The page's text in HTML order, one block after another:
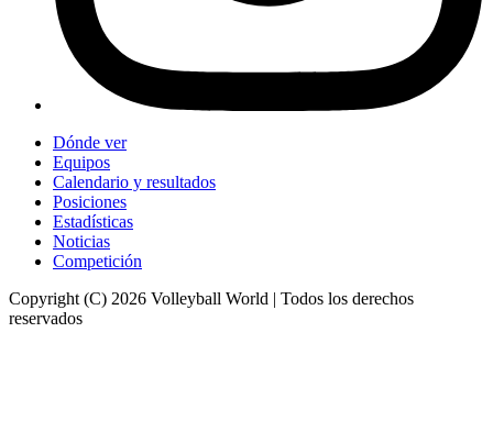
Dónde ver
Equipos
Calendario y resultados
Posiciones
Estadísticas
Noticias
Competición
Copyright (C) 2026 Volleyball World | Todos los derechos
reservados